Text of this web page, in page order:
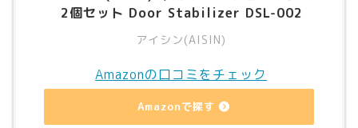
2個セット Door Stabilizer DSL-002
アイシン(AISIN)
Amazonの口コミをチェック
Amazonで探す